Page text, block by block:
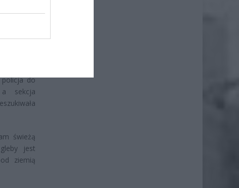
do
do
a sekcja
świeżą
jest
ziemią